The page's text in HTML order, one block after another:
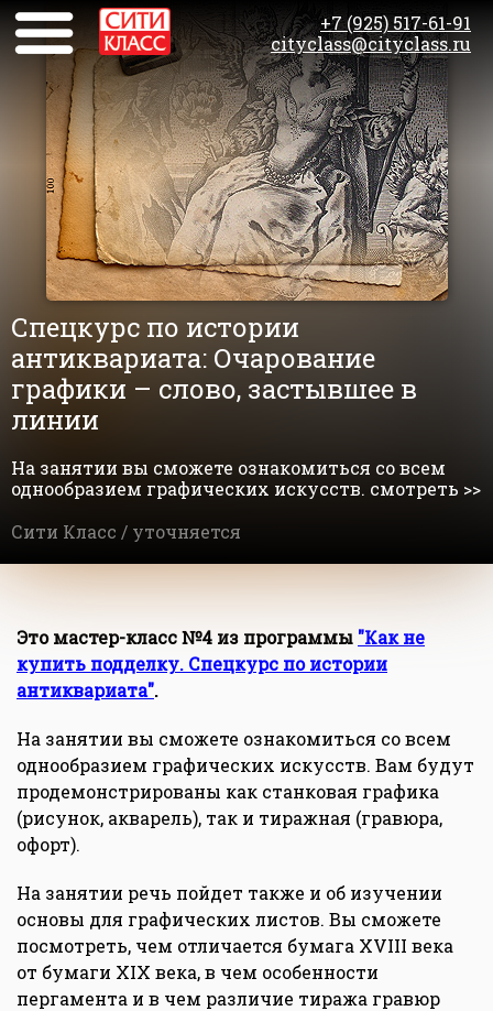
+7 (925) 517-61-91
cityclass@cityclass.ru
Спецкурс по истории
антиквариата: Очарование
графики – слово, застывшее в
линии
На занятии вы сможете ознакомиться со всем
однообразием графических искусств. смотреть >>
Сити Класс / уточняется
Это мастер-класс №4 из программы "Как не
купить подделку. Спецкурс по истории
антиквариата".
На занятии вы сможете ознакомиться со всем
однообразием графических искусств. Вам будут
продемонстрированы как станковая графика
(рисунок, акварель), так и тиражная (гравюра,
офорт).
На занятии речь пойдет также и об изучении
основы для графических листов. Вы сможете
посмотреть, чем отличается бумага XVIII века
от бумаги XIX века, в чем особенности
пергамента и в чем различие тиража гравюр